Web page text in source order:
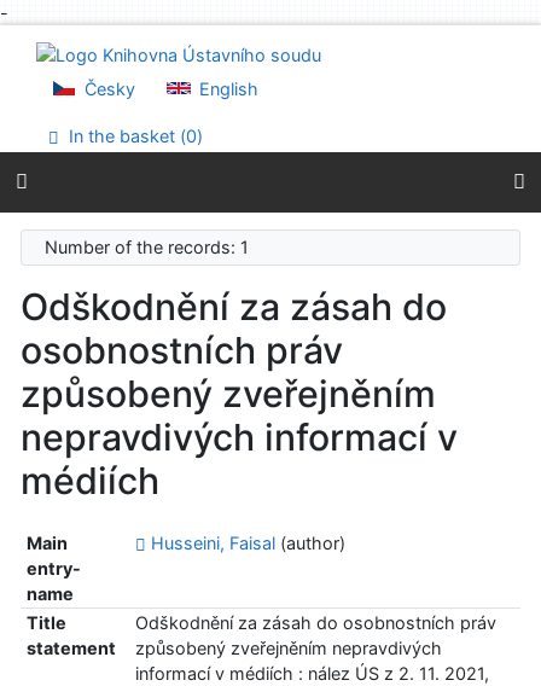
-
Go to menu
Accessibility declaration
Česky English
In the basket (0)
Number of the records: 1
Odškodnění za zásah do
osobnostních práv
způsobený zveřejněním
nepravdivých informací v
médiích
Main
entry-
name
Husseini, Faisal(author)
Title
statement
Odškodnění za zásah do osobnostních práv
způsobený zveřejněním nepravdivých
informací v médiích : nález ÚS z 2. 11. 2021,